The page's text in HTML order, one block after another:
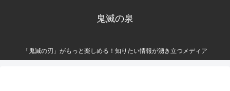
鬼滅の泉
「鬼滅の刃」がもっと楽しめる！知りたい情報が湧き立つメディア